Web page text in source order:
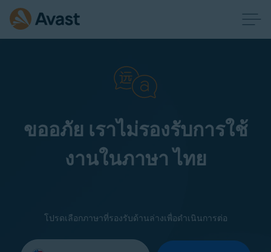
ขออภัย เราไม่รองรับการใช้
งานในภาษา ไทย
โปรดเลือกภาษาที่รองรับด้านล่างเพื่อดำเนินการต่อ